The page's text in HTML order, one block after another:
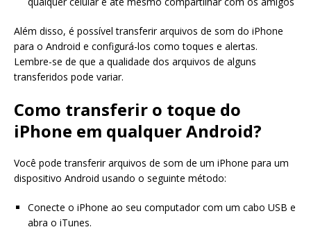
Além disso, é possível transferir arquivos de som do iPhone
para o Android e configurá-los como toques e alertas.
Lembre-se de que a qualidade dos arquivos de alguns
transferidos pode variar.
Como transferir o toque do
iPhone em qualquer Android?
Você pode transferir arquivos de som de um iPhone para um
dispositivo Android usando o seguinte método:
Conecte o iPhone ao seu computador com um cabo USB e
abra o iTunes.